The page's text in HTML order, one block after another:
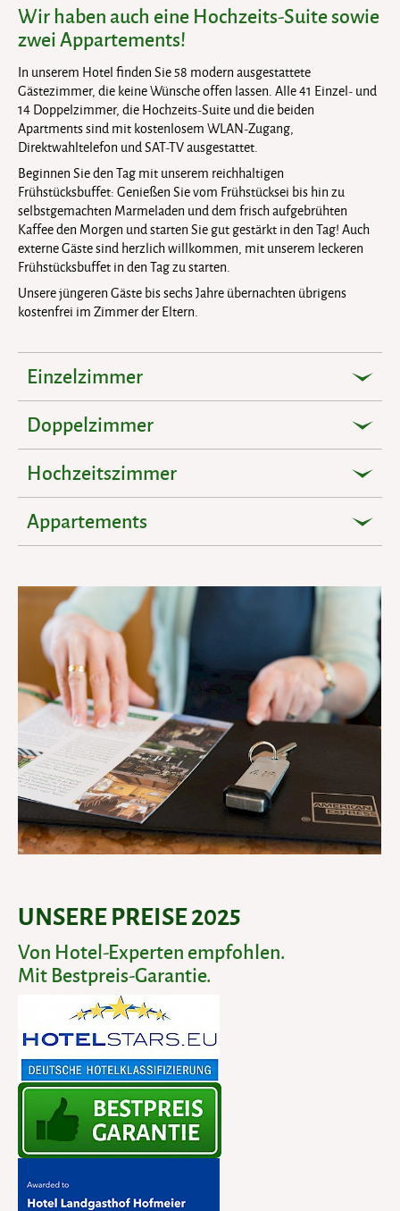
Wir haben auch eine Hochzeits-Suite sowie
zwei Appartements!
In unserem Hotel finden Sie 58 modern ausgestattete
Gästezimmer, die keine Wünsche offen lassen. Alle 41 Einzel- und
14 Doppelzimmer, die Hochzeits-Suite und die beiden
Apartments sind mit kostenlosem WLAN-Zugang,
Direktwahltelefon und SAT-TV ausgestattet.
Beginnen Sie den Tag mit unserem reichhaltigen
Frühstücksbuffet: Genießen Sie vom Frühstücksei bis hin zu
selbstgemachten Marmeladen und dem frisch aufgebrühten
Kaffee den Morgen und starten Sie gut gestärkt in den Tag! Auch
externe Gäste sind herzlich willkommen, mit unserem leckeren
Frühstücksbuffet in den Tag zu starten.
Unsere jüngeren Gäste bis sechs Jahre übernachten übrigens
kostenfrei im Zimmer der Eltern.
Einzelzimmer
Doppelzimmer
Hochzeitszimmer
Appartements
UNSERE PREISE 2025
Von Hotel-Experten empfohlen.
Mit Bestpreis-Garantie.